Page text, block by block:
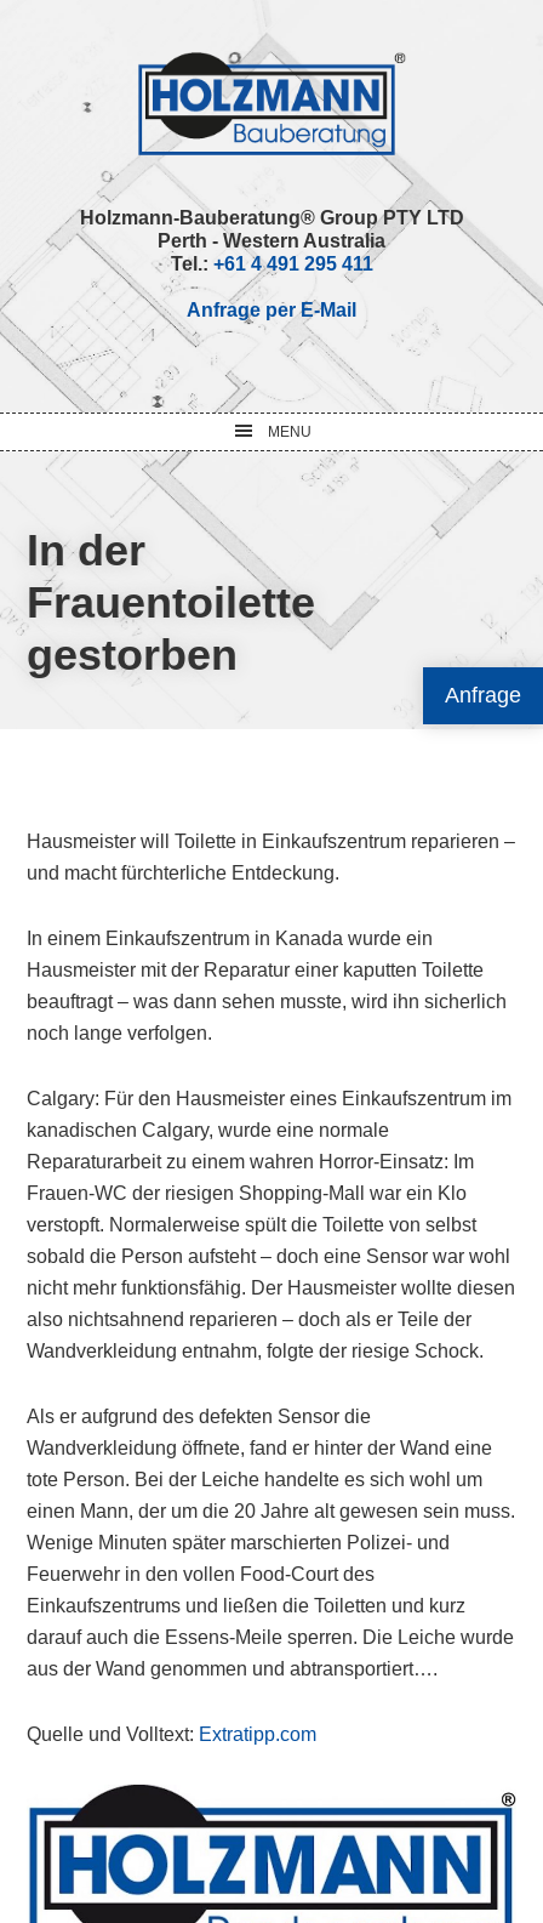
Anfrage
navigation
Holzmann-Bauberatung® Group PTY LTD
Perth - Western Australia
Tel.: +61 4 491 295 411
Anfrage per E-Mail
MENU
In der
Frauentoilette
gestorben
Hausmeister will Toilette in Einkaufszentrum reparieren –
und macht fürchterliche Entdeckung.
In einem Einkaufszentrum in Kanada wurde ein
Hausmeister mit der Reparatur einer kaputten Toilette
beauftragt – was dann sehen musste, wird ihn sicherlich
noch lange verfolgen.
Calgary: Für den Hausmeister eines Einkaufszentrum im
kanadischen Calgary, wurde eine normale
Reparaturarbeit zu einem wahren Horror-Einsatz: Im
Frauen-WC der riesigen Shopping-Mall war ein Klo
verstopft. Normalerweise spült die Toilette von selbst
sobald die Person aufsteht – doch eine Sensor war wohl
nicht mehr funktionsfähig. Der Hausmeister wollte diesen
also nichtsahnend reparieren – doch als er Teile der
Wandverkleidung entnahm, folgte der riesige Schock.
Als er aufgrund des defekten Sensor die
Wandverkleidung öffnete, fand er hinter der Wand eine
tote Person. Bei der Leiche handelte es sich wohl um
einen Mann, der um die 20 Jahre alt gewesen sein muss.
Wenige Minuten später marschierten Polizei- und
Feuerwehr in den vollen Food-Court des
Einkaufszentrums und ließen die Toiletten und kurz
darauf auch die Essens-Meile sperren. Die Leiche wurde
aus der Wand genommen und abtransportiert….
Quelle und Volltext: Extratipp.com
Primary
Sidebar